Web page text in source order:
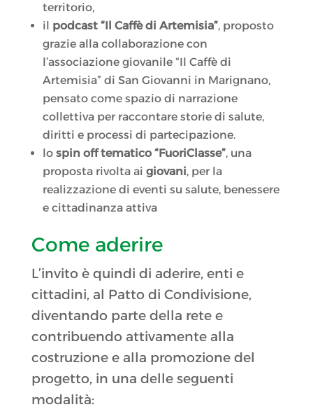
territorio,
il podcast “Il Caffè di Artemisia”, proposto
grazie alla collaborazione con
l’associazione giovanile “Il Caffè di
Artemisia” di San Giovanni in Marignano,
pensato come spazio di narrazione
collettiva per raccontare storie di salute,
diritti e processi di partecipazione.
lo spin off tematico “FuoriClasse”, una
proposta rivolta ai giovani, per la
realizzazione di eventi su salute, benessere
e cittadinanza attiva
Come aderire
L’invito è quindi di aderire, enti e
cittadini, al Patto di Condivisione,
diventando parte della rete e
contribuendo attivamente alla
costruzione e alla promozione del
progetto, in una delle seguenti
modalità: